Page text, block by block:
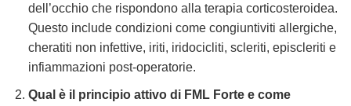
dell’occhio che rispondono alla terapia corticosteroidea.
Questo include condizioni come congiuntiviti allergiche,
cheratiti non infettive, iriti, iridocicliti, scleriti, episcleriti e
infiammazioni post-operatorie.
Qual è il principio attivo di FML Forte e come